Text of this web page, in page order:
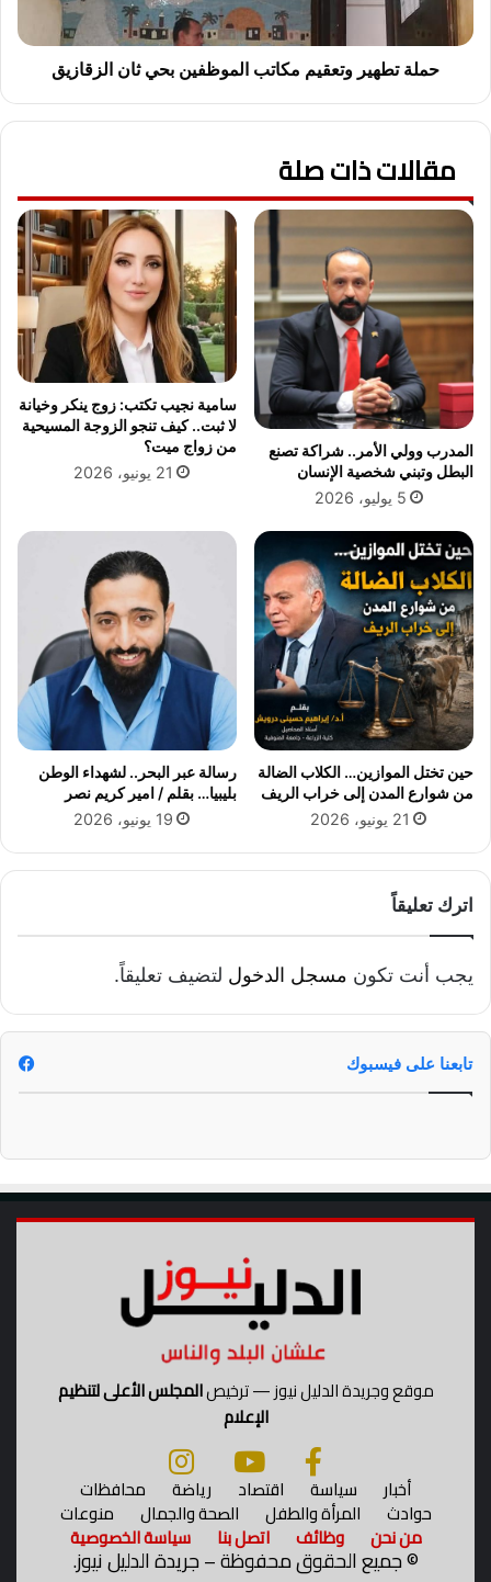
ر
م
ك
ب
ا
م
و
ظ
ف
ي
ن
ح
ي
ث
ا
ن
ا
ل
ز
ق
ا
ي
ق
حملة تطهير وتعقيم مكاتب الموظفين بحي ثان الزقازيق
مقالات ذات صلة
المدرب وولي الأمر.. شراكة تصنع
البطل وتبني شخصية الإنسان
5 يوليو، 2026
سامية نجيب تكتب: زوج ينكر وخيانة
لا ثبت.. كيف تنجو الزوجة المسيحية
من زواج ميت؟
21 يونيو، 2026
حين تختل الموازين… الكلاب الضالة
من شوارع المدن إلى خراب الريف
21 يونيو، 2026
رسالة عبر البحر.. لشهداء الوطن
بليبيا… بقلم / امير كريم نصر
19 يونيو، 2026
اترك تعليقاً
يجب أنت تكون مسجل الدخول لتضيف تعليقاً.
تابعنا على فيسبوك
موقع وجريدة الدليل نيوز — ترخيصالمجلس الأعلى لتنظيم
الإعلام
أخبار سياسة اقتصاد رياضة محافظات
حوادث المرأة والطفل الصحة والجمال منوعات
من نحن وظائف اتصل بنا سياسة الخصوصية
©جميع الحقوق محفوظة – جريدة الدليل نيوز.